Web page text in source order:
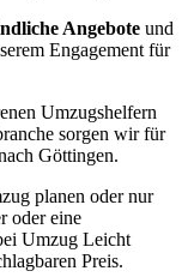
Angebote und
Engagement für
Umzugshelfern
sorgen wir für
Göttingen.
planen oder nur
oder eine
Umzug Leicht
Preis.